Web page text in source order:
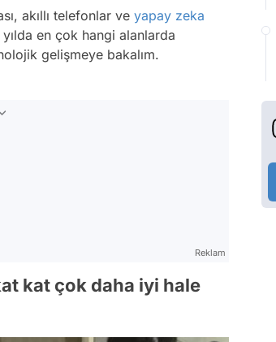
akıllı telefonlar ve yapay zeka
en çok hangi alanlarda
gelişmeye bakalım.
Reklam
kat çok daha iyi hale